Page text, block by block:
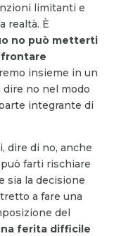
limitanti e
realtà. È
no può metterti
insieme in un
dire no nel modo
integrante di
dire di no, anche
farti rischiare
sia la decisione
a fare una
del
ferita difficile